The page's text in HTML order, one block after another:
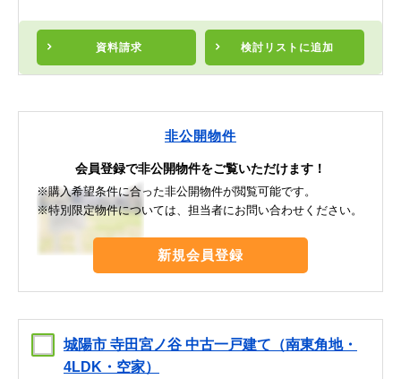
資料請求 検討リスト に追加
非公開物件
会員登録で非公開物件をご覧いただけます！
※購入希望条件に合った非公開物件が閲覧可能です。
※特別限定物件については、担当者にお問い合わせください。
新規会員登録
城陽市 寺田宮ノ谷 中古一戸建て（南東角地・
4LDK・空家）